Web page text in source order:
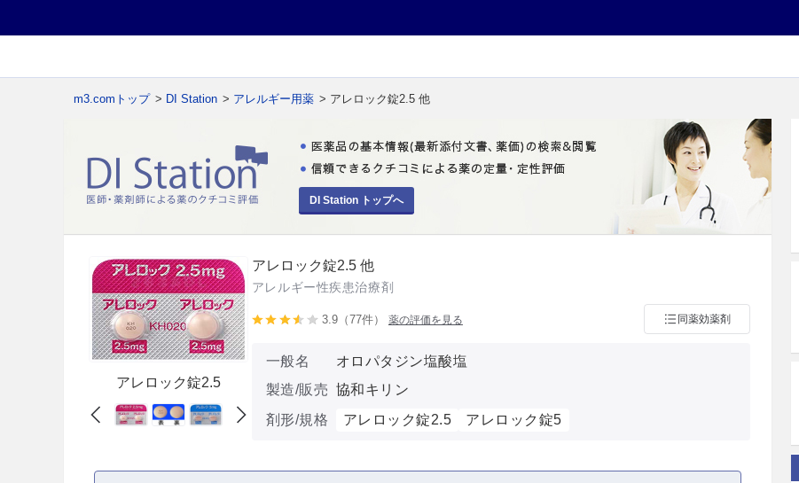
m3.comトップ > DI Station > アレルギー用薬 > アレロック錠2.5 他
DI Station トップへ
アレロック錠2.5
アレロック錠2.5 他
アレルギー性疾患治療剤
3.9（77件） 薬の評価を見る 同薬効薬剤
一般名
オロパタジン塩酸塩
製造/販売 協和キリン
剤形/規格
アレロック錠2.5 アレロック錠5